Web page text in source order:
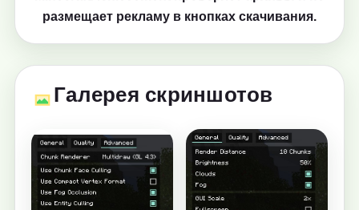
размещает рекламу в кнопках скачивания.
Галерея скриншотов